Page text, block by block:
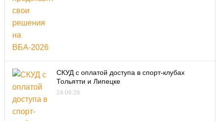
СКУД с оплатой доступа в спорт-клубах
Тольятти и Липецке
24.06.26